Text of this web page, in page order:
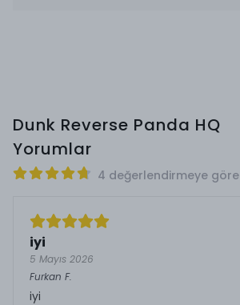
Dunk Reverse Panda HQ
Yorumlar
4 değerlendirmeye göre
iyi
5 Mayıs 2026
Furkan F.
iyi